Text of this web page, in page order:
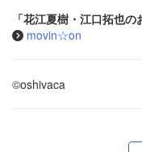
「花江夏樹・江口拓也
movin☆on
©︎oshivaca